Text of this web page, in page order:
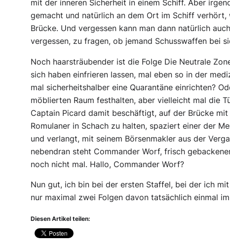
mit der inneren Sicherheit in einem Schiff. Aber
gemacht und natürlich an dem Ort im Schiff
Brücke. Und vergessen kann man dann natürlich
vergessen, zu fragen, ob jemand Schusswaffen bei
Noch haarsträubender ist die Folge Die Neutrale
sich haben einfrieren lassen, mal eben so in der
mal sicherheitshalber eine Quarantäne einrichten?
möblierten Raum festhalten, aber vielleicht mal die
Captain Picard damit beschäftigt, auf der Brücke
Romulaner in Schach zu halten, spaziert einer der
und verlangt, mit seinem Börsenmakler aus der
nebendran steht Commander Worf, frisch
noch nicht mal. Hallo, Commander Worf?
Nun gut, ich bin bei der ersten Staffel, bei der ich
nur maximal zwei Folgen davon tatsächlich einmal
Diesen Artikel teilen: